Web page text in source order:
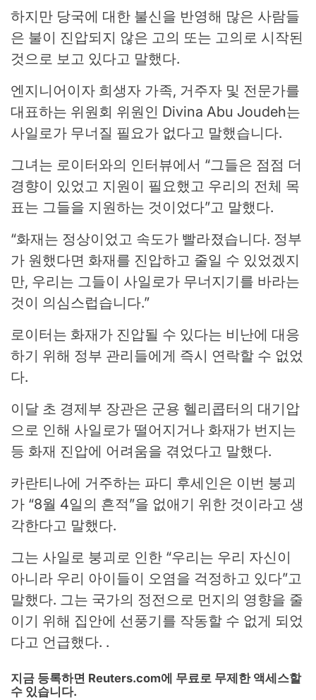
하지만 당국에 대한 불신을 반영해 많은 사람들
은 불이 진압되지 않은 고의 또는 고의로 시작된
것으로 보고 있다고 말했다.
엔지니어이자 희생자 가족, 거주자 및 전문가를
대표하는 위원회 위원인 Divina Abu Joudeh는
사일로가 무너질 필요가 없다고 말했습니다.
그녀는 로이터와의 인터뷰에서 “그들은 점점 더
경향이 있었고 지원이 필요했고 우리의 전체 목
표는 그들을 지원하는 것이었다”고 말했다.
“화재는 정상이었고 속도가 빨라졌습니다. 정부
가 원했다면 화재를 진압하고 줄일 수 있었겠지
만, 우리는 그들이 사일로가 무너지기를 바라는
것이 의심스럽습니다.”
로이터는 화재가 진압될 수 있다는 비난에 대응
하기 위해 정부 관리들에게 즉시 연락할 수 없었
다.
이달 초 경제부 장관은 군용 헬리콥터의 대기압
으로 인해 사일로가 떨어지거나 화재가 번지는
등 화재 진압에 어려움을 겪었다고 말했다.
카란티나에 거주하는 파디 후세인은 이번 붕괴
가 “8월 4일의 흔적”을 없애기 위한 것이라고 생
각한다고 말했다.
그는 사일로 붕괴로 인한 “우리는 우리 자신이
아니라 우리 아이들이 오염을 걱정하고 있다”고
말했다. 그는 국가의 정전으로 먼지의 영향을 줄
이기 위해 집안에 선풍기를 작동할 수 없게 되었
다고 언급했다. .
지금 등록하면 Reuters.com에 무료로 무제한 액세스할
수 있습니다.